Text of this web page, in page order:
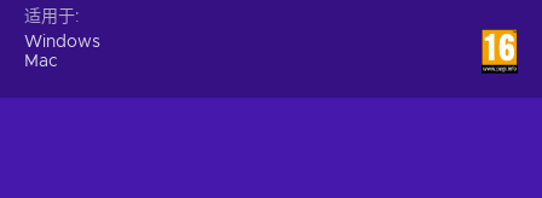
适用于
Windows
Mac